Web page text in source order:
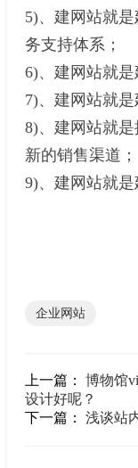
5)、建网站就
务支持体系；
6)、建网站就是
7)、建网站就
8)、建网站就
新的销售渠道；
9)、建网站就是
企业网站
上一篇： 博物馆
设计好呢？
下一篇： 浅谈站